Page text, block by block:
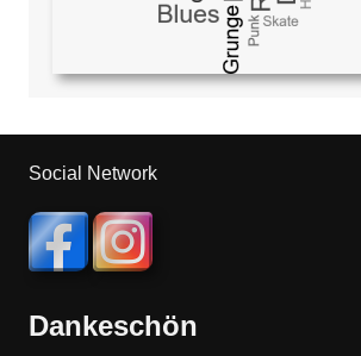
Social Network
Dankeschön